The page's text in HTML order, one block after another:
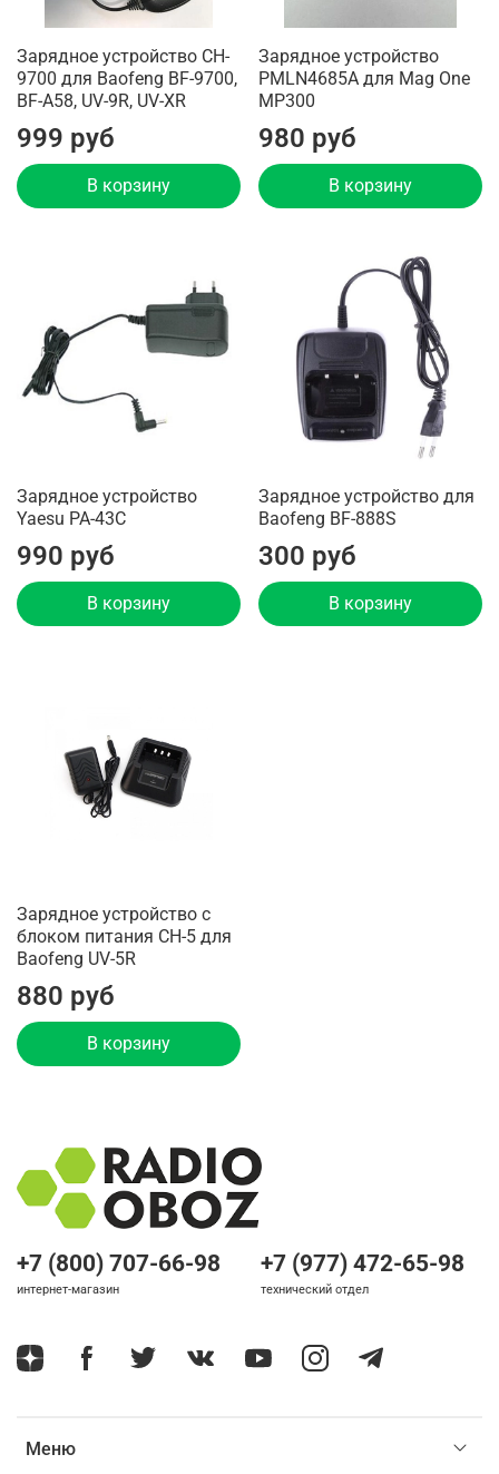
Зарядное устройство CH-
9700 для Baofeng BF-9700,
BF-A58, UV-9R, UV-XR
999 руб
В корзину
Зарядное устройство
PMLN4685A для Mag One
MP300
980 руб
В корзину
Зарядное устройство
Yaesu PA-43C
990 руб
В корзину
Зарядное устройство для
Baofeng BF-888S
300 руб
В корзину
Зарядное устройство с
блоком питания CH-5 для
Baofeng UV-5R
880 руб
В корзину
Меню
+7 (800) 707-66-98
интернет-магазин
+7 (977) 472-65-98
технический отдел